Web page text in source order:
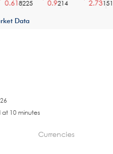
8225
0.9214
2.731510
Data
10 minutes
Currencies